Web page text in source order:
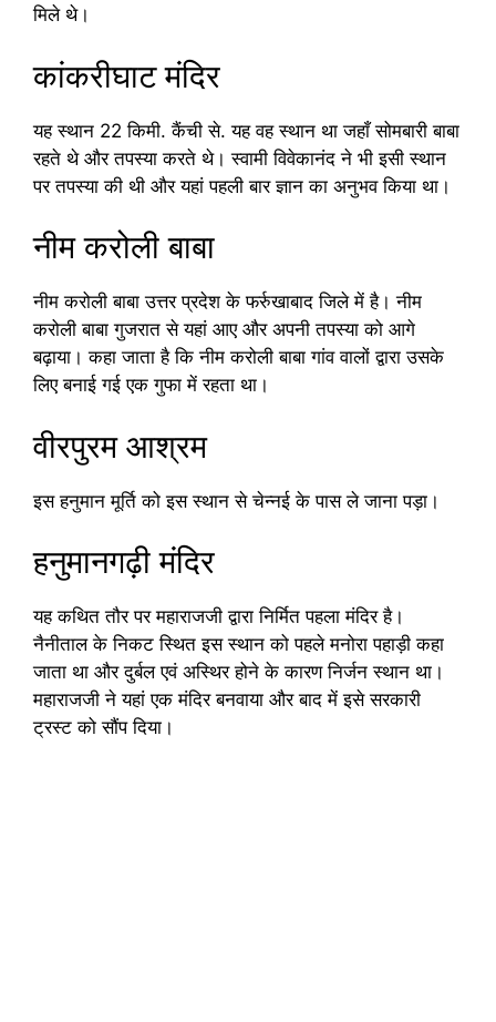
मिले थे।
कांकरीघाट मंदिर
यह स्थान 22 किमी. कैंची से. यह वह स्थान था जहाँ सोमबारी बाबा
रहते थे और तपस्या करते थे। स्वामी विवेकानंद ने भी इसी स्थान
पर तपस्या की थी और यहां पहली बार ज्ञान का अनुभव किया था।
नीम करोली बाबा
नीम करोली बाबा उत्तर प्रदेश के फर्रुखाबाद जिले में है। नीम
करोली बाबा गुजरात से यहां आए और अपनी तपस्या को आगे
बढ़ाया। कहा जाता है कि नीम करोली बाबा गांव वालों द्वारा उसके
लिए बनाई गई एक गुफा में रहता था।
वीरपुरम आश्रम
इस हनुमान मूर्ति को इस स्थान से चेन्नई के पास ले जाना पड़ा।
हनुमानगढ़ी मंदिर
यह कथित तौर पर महाराजजी द्वारा निर्मित पहला मंदिर है।
नैनीताल के निकट स्थित इस स्थान को पहले मनोरा पहाड़ी कहा
जाता था और दुर्बल एवं अस्थिर होने के कारण निर्जन स्थान था।
महाराजजी ने यहां एक मंदिर बनवाया और बाद में इसे सरकारी
ट्रस्ट को सौंप दिया।